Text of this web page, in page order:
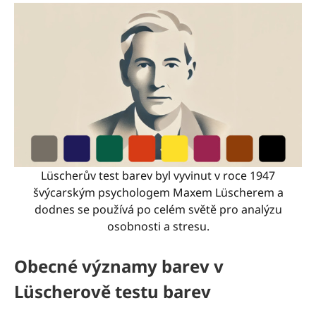
Lüscherův test barev byl vyvinut v roce 1947
švýcarským psychologem Maxem Lüscherem a
dodnes se používá po celém světě pro analýzu
osobnosti a stresu.
Obecné významy barev v
Lüscherově testu barev